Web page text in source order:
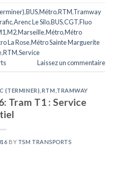
,BUS,Métro,RTM,Tramway
,Arenc Le Silo,BUS,CGT,Fluo
,M2,Marseille,Métro,Métro
La Rose,Métro Sainte Marguerite
,RTM,Service
Laissez un commentaire
(TERMINER) RTM TRAMWAY
Tram T1 : Service
BY TSM TRANSPORTS